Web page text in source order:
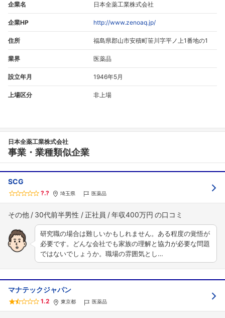
企業名 日本全薬工業株式会社
企業HP http://www.zenoaq.jp/
住所 福島県郡山市安積町笹川字平ノ上1番地の1
業界 医薬品
設立年月 1946年5月
上場区分 非上場
日本全薬工業株式会社
事業・業種類似企業
SCG
?.? 埼玉県 医薬品
その他 30代前半男性 正社員 年収400万円
研究職の場合は難しいかもしれません。ある程度の覚悟が
必要です。どんな会社でも家族の理解と協力が必要な問題
ではないでしょうか。職場の雰囲気とし…
マナテックジャパン
1.2 東京都 医薬品